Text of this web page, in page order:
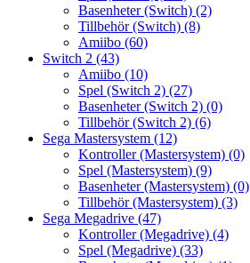
Basenheter (Switch) (2)
Tillbehör (Switch) (8)
Amiibo (60)
Switch 2 (43)
Amiibo (10)
Spel (Switch 2) (27)
Basenheter (Switch 2) (0)
Tillbehör (Switch 2) (6)
Sega Mastersystem (12)
Kontroller (Mastersystem) (0)
Spel (Mastersystem) (9)
Basenheter (Mastersystem) (0)
Tillbehör (Mastersystem) (3)
Sega Megadrive (47)
Kontroller (Megadrive) (4)
Spel (Megadrive) (33)